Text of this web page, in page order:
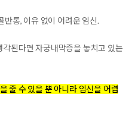
반통, 이유 없이 어려운 임신.
된다면 자궁내막증을 놓치고 있는
줄 수 있을 뿐 아니라 임신을 어렵